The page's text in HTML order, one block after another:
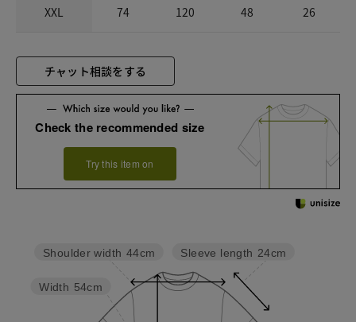
XXL 74 120 48 26
チャット相談をする
Check the recommended size
Try this item on
Sleeve length 24cm
Width 54cm
Shoulder width 44cm